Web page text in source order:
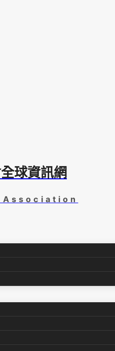
球資訊網